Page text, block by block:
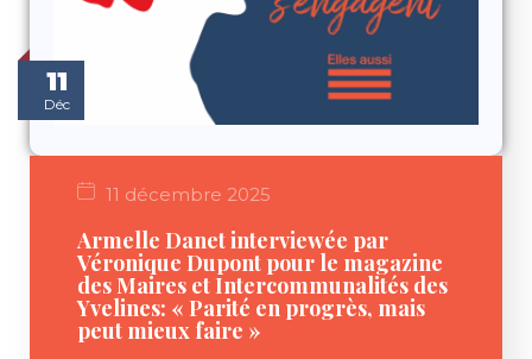
11
Déc
11 décembre 2025
Armelle Danet interviewée par
Véronique Dupont pour le magazine
des Maires et Intercommunalités des
Yvelines: « Parité en progrès, mais
peut mieux faire »